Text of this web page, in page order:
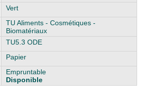
Vert
TU Aliments - Cosmétiques -
Biomatériaux
TU5.3 ODE
Papier
Empruntable
Disponible